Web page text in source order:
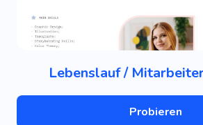
Lebenslauf /
Probieren